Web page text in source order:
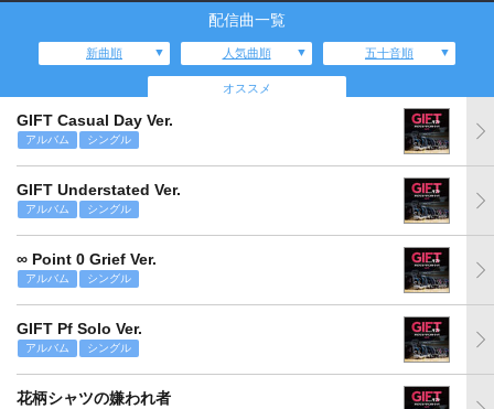
配信曲一覧
新曲順 人気曲順 五十音順
オススメ
GIFT Casual Day Ver.
アルバム シングル
GIFT Understated Ver.
アルバム シングル
∞ Point 0 Grief Ver.
アルバム シングル
GIFT Pf Solo Ver.
アルバム シングル
花柄シャツの嫌われ者